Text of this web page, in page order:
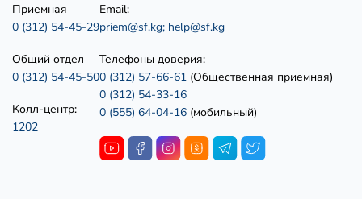
Приемная
0 (312) 54-45-29
Общий отдел
0 (312) 54-45-50
Колл-центр:
1202
Email:
priem@sf.kg; help@sf.kg
Телефоны доверия:
0 (312) 57-66-61 (Общественная приемная)
0 (312) 54-33-16
0 (555) 64-04-16 (мобильный)